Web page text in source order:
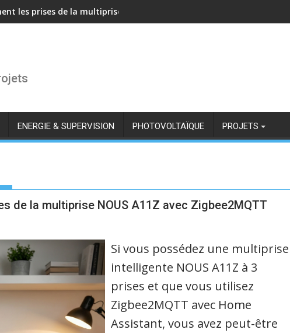
les prises de la multiprise NOUS A11Z avec Zigbee2MQTT
ENERGIE & SUPERVISION PHOTOVOLTAÏQUE PROJETS
de la multiprise NOUS A11Z avec Zigbee2MQTT
Si vous possédez une multiprise
intelligente NOUS A11Z à 3
prises et que vous utilisez
Zigbee2MQTT avec Home
Assistant, vous avez peut-être